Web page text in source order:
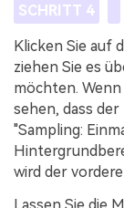
SCHRITT 4
Klicken Sie auf
ziehen Sie es
möchten. Wenn
sehen, dass
"Sampling:
wird der